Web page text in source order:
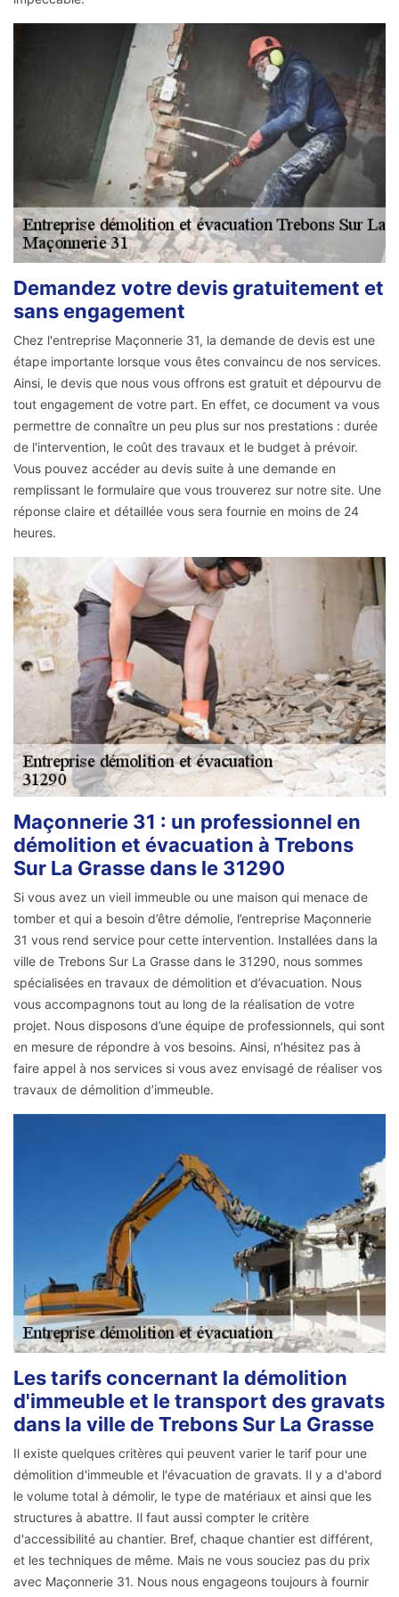
Demandez votre devis gratuitement et
sans engagement
Chez l'entreprise Maçonnerie 31, la demande de devis est une
étape importante lorsque vous êtes convaincu de nos services.
Ainsi, le devis que nous vous offrons est gratuit et dépourvu de
tout engagement de votre part. En effet, ce document va vous
permettre de connaître un peu plus sur nos prestations : durée
de l'intervention, le coût des travaux et le budget à prévoir.
Vous pouvez accéder au devis suite à une demande en
remplissant le formulaire que vous trouverez sur notre site. Une
réponse claire et détaillée vous sera fournie en moins de 24
heures.
Maçonnerie 31 : un professionnel en
démolition et évacuation à Trebons
Sur La Grasse dans le 31290
Si vous avez un vieil immeuble ou une maison qui menace de
tomber et qui a besoin d’être démolie, l’entreprise Maçonnerie
31 vous rend service pour cette intervention. Installées dans la
ville de Trebons Sur La Grasse dans le 31290, nous sommes
spécialisées en travaux de démolition et d’évacuation. Nous
vous accompagnons tout au long de la réalisation de votre
projet. Nous disposons d’une équipe de professionnels, qui sont
en mesure de répondre à vos besoins. Ainsi, n’hésitez pas à
faire appel à nos services si vous avez envisagé de réaliser vos
travaux de démolition d’immeuble.
Les tarifs concernant la démolition
d'immeuble et le transport des gravats
dans la ville de Trebons Sur La Grasse
Il existe quelques critères qui peuvent varier le tarif pour une
démolition d'immeuble et l'évacuation de gravats. Il y a d'abord
le volume total à démolir, le type de matériaux et ainsi que les
structures à abattre. Il faut aussi compter le critère
d'accessibilité au chantier. Bref, chaque chantier est différent,
et les techniques de même. Mais ne vous souciez pas du prix
avec Maçonnerie 31. Nous nous engageons toujours à fournir